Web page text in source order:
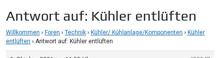
Antwort auf: Kühler entlüften
Willkommen › Foren › Technik › Kühler/ Kühlanlage/Komponenten › Kühler
entlüften › Antwort auf: Kühler entlüften